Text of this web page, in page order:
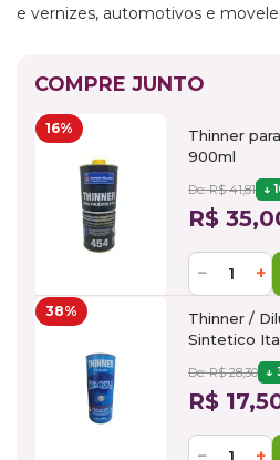
e vernizes, automotivos e
COMPRE JUNTO
16%
Thinner
900ml
De: R$ 41,81
R$
− +
38%
Thinner /
Sintetico
De: R$ 28,30
R$